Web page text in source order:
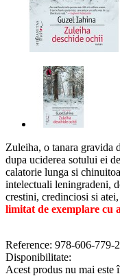
Zuleiha, o tanara gravida
dupa uciderea sotului ei
calatorie lunga si
intelectuali leningradeni,
crestini, credinciosi si
limitat de exemplare cu
Reference: 978-606-779-
Disponibilitate:
Acest produs nu mai este